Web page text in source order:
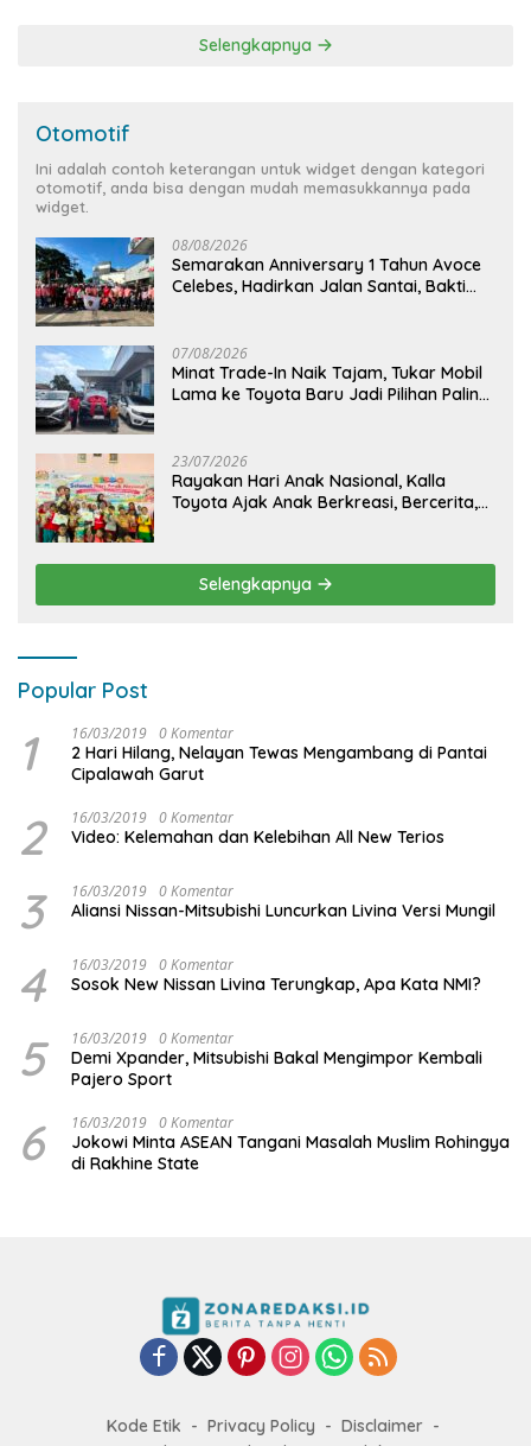
Selengkapnya
Otomotif
Ini adalah contoh keterangan untuk widget dengan kategori
otomotif, anda bisa dengan mudah memasukkannya pada
widget.
08/08/2026
Semarakan Anniversary 1 Tahun Avoce
Celebes, Hadirkan Jalan Santai, Bakti
07/08/2026
Minat Trade-In Naik Tajam, Tukar Mobil
Lama ke Toyota Baru Jadi Pilihan Paling
23/07/2026
Rayakan Hari Anak Nasional, Kalla
Toyota Ajak Anak Berkreasi, Bercerita,
Selengkapnya
Popular Post
1 16/03/2019 0 Komentar
2 Hari Hilang, Nelayan Tewas Mengambang di Pantai
Cipalawah Garut
2 16/03/2019 0 Komentar
Video: Kelemahan dan Kelebihan All New Terios
3 16/03/2019 0 Komentar
Aliansi Nissan-Mitsubishi Luncurkan Livina Versi Mungil
4 16/03/2019 0 Komentar
Sosok New Nissan Livina Terungkap, Apa Kata NMI?
5 16/03/2019 0 Komentar
Demi Xpander, Mitsubishi Bakal Mengimpor Kembali
Pajero Sport
6 16/03/2019 0 Komentar
Jokowi Minta ASEAN Tangani Masalah Muslim Rohingya
di Rakhine State
Kode Etik Privacy Policy
Disclaimer